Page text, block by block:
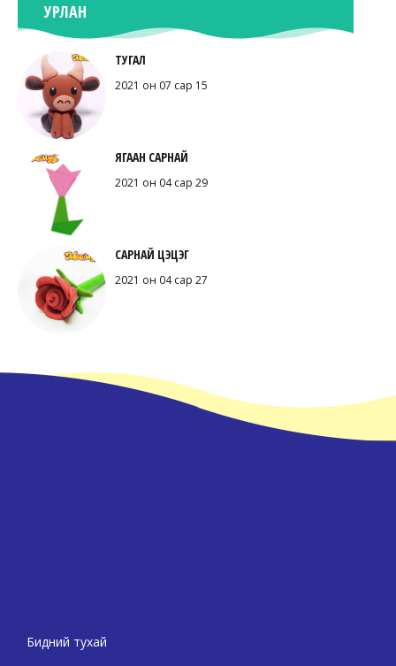
УРЛАН
ТУГАЛ
2021 он 07 сар 15
ЯГААН САРНАЙ
2021 он 04 сар 29
САРНАЙ ЦЭЦЭГ
2021 он 04 сар 27
Бидний тухай